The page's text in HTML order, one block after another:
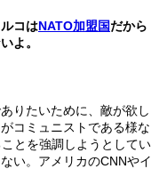
コはNATO加盟国だから
よ。
りたいために、敵が欲し
コミュニストである様な
とを強調しようとしてい
い。アメリカのCNNやイ